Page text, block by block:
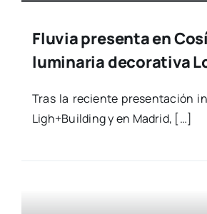
Fluvia presenta en
luminaria decorativa
Tras la recien­te pre­sen­ta­ción
Ligh+Building y en Madrid, […]